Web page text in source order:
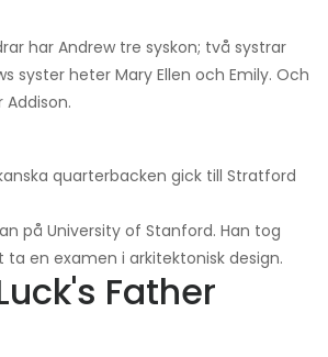
har Andrew tre syskon; två systrar
syster heter Mary Ellen och Emily. Och
quarterbacken gick till Stratford
på University of Stanford. Han tog
en examen i arkitektonisk design.
Father